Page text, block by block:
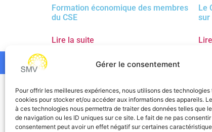
Gérer le consentement
Pour offrir les meilleures expériences, nous utilisons des technologies
cookies pour stocker et/ou accéder aux informations des appareils.
à ces technologies nous permettra de traiter des données telles que
de navigation ou les ID uniques sur ce site. Le fait de ne pas
consentement peut avoir un effet négatif sur certaines
Formation économique des membres
du CSE
Lire la suite
Le
sur